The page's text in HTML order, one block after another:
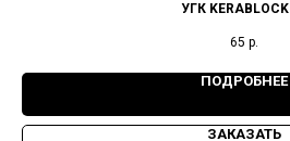
УГК
65 р.
ПОДРОБНЕЕ
ЗАКАЗАТЬ